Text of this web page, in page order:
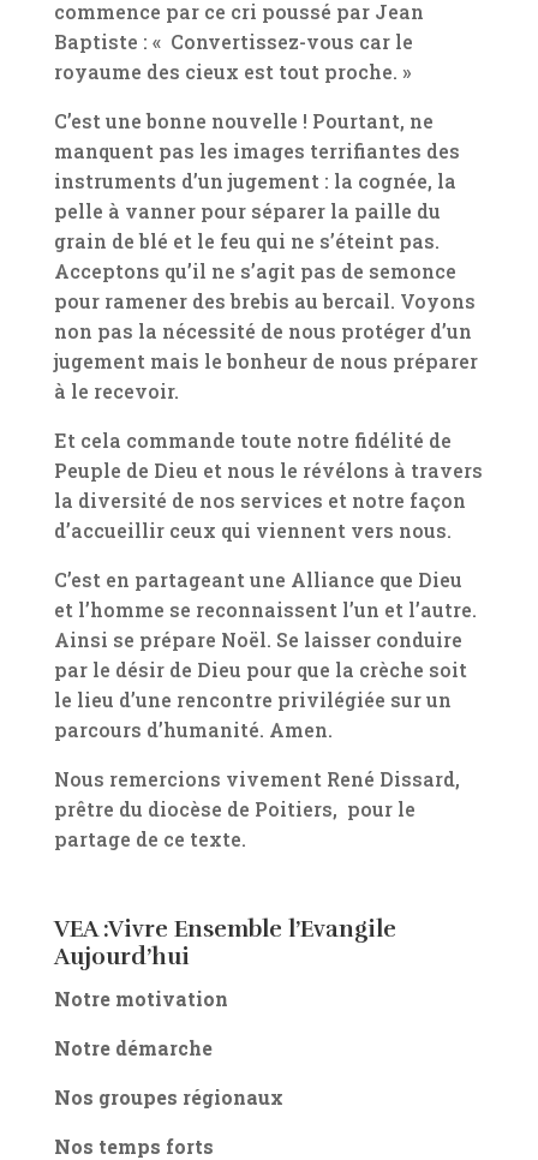
commence par ce cri poussé par Jean
Baptiste : « Convertissez-vous car le
royaume des cieux est tout proche. »
C’est une bonne nouvelle ! Pourtant, ne
manquent pas les images terrifiantes des
instruments d’un jugement : la cognée, la
pelle à vanner pour séparer la paille du
grain de blé et le feu qui ne s’éteint pas.
Acceptons qu’il ne s’agit pas de semonce
pour ramener des brebis au bercail. Voyons
non pas la nécessité de nous protéger d’un
jugement mais le bonheur de nous préparer
à le recevoir.
Et cela commande toute notre fidélité de
Peuple de Dieu et nous le révélons à travers
la diversité de nos services et notre façon
d’accueillir ceux qui viennent vers nous.
C’est en partageant une Alliance que Dieu
et l’homme se reconnaissent l’un et l’autre.
Ainsi se prépare Noël. Se laisser conduire
par le désir de Dieu pour que la crèche soit
le lieu d’une rencontre privilégiée sur un
parcours d’humanité. Amen.
Nous remercions vivement René Dissard,
prêtre du diocèse de Poitiers, pour le
partage de ce texte.
VEA :Vivre Ensemble l’Evangile
Aujourd’hui
Notre motivation
Notre démarche
Nos groupes régionaux
Nos temps forts